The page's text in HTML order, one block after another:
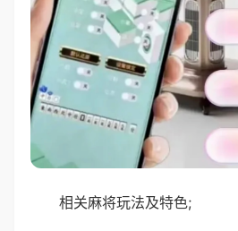
相关麻将玩法及特色;